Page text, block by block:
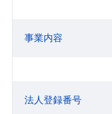
事業内容
法人登録番号